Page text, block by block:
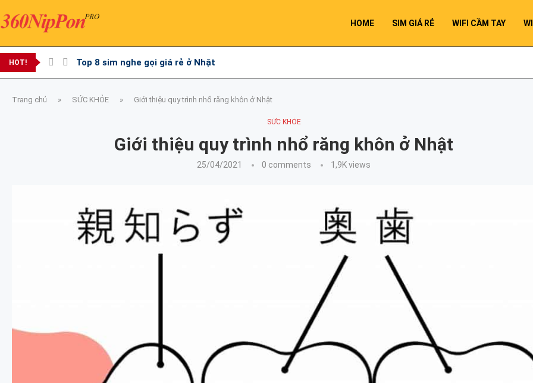
HOME SIM GIÁ RẺ WIFI CẦM TAY
HOT! Top 8 sim nghe gọi giá rẻ ở Nhật
Trang chủ » SỨC KHỎE » Giới thiệu quy trình nhổ răng khôn ở Nhật
SỨC KHỎE
Giới thiệu quy trình nhổ răng khôn ở Nhật
25/04/2021 0 comments 1,9Kviews